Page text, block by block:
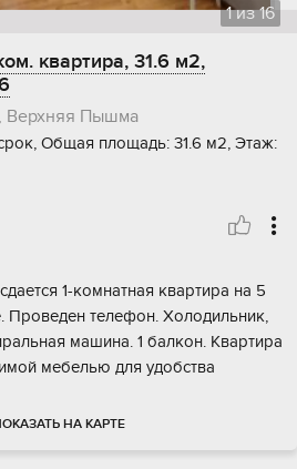
1из16
квартира, 31.6 м2,
Верхняя Пышма
Общая площадь: 31.6 м2, Этаж:
1-комнатная квартира на 5
Проведен телефон. Холодильник,
машина. 1 балкон. Квартира
мебелью для удобства
НА КАРТЕ